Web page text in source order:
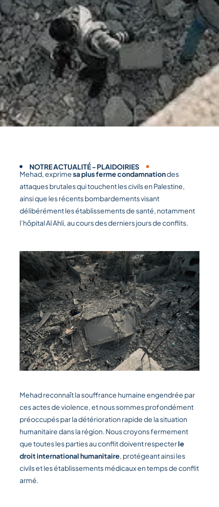
NOTRE ACTUALITÉ-PLAIDOIRIES
Mehad, exprimesa plus ferme condamnationdes
attaques brutales qui touchent les civils en Palestine,
ainsi que les récents bombardements visant
délibérément les établissements de santé, notamment
l’hôpital Al Ahli, au cours des derniers jours de conflits.
Mehad reconnaît la souffrance humaine engendrée par
ces actes de violence, et nous sommes profondément
préoccupés par la détérioration rapide de la situation
humanitaire dans la région. Nous croyons fermement
que toutes les parties au conflit doivent respecterle
droit international humanitaire, protégeant ainsi les
civils et les établissements médicaux en temps de conflit
armé.